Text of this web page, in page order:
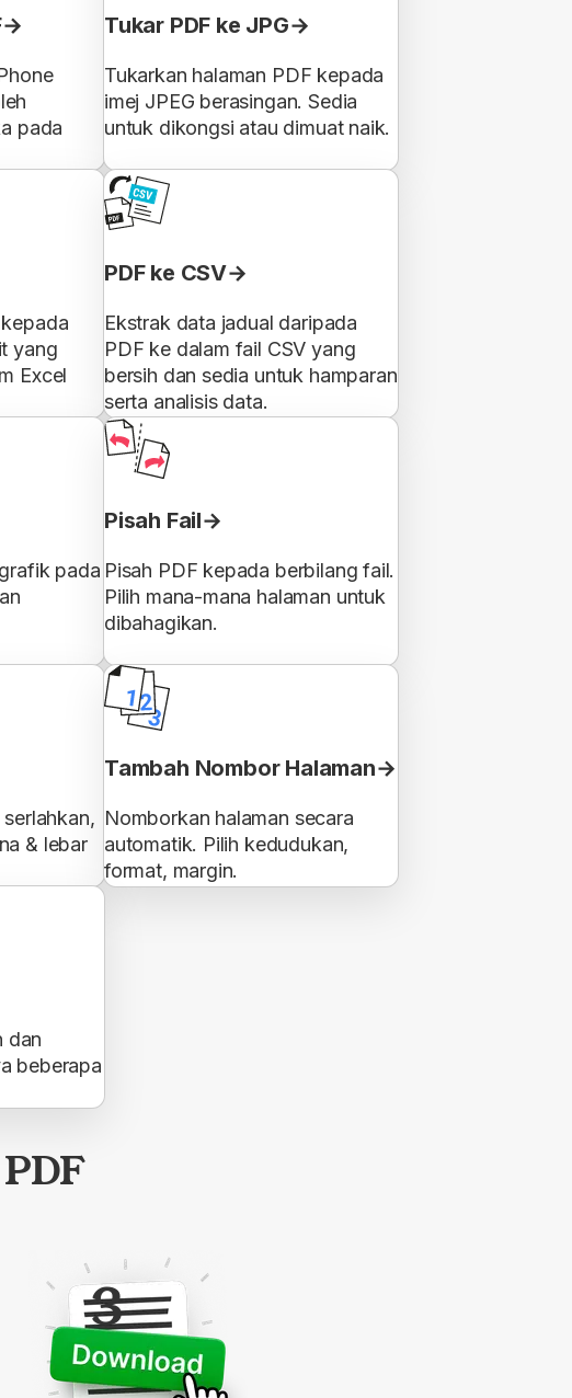
pada
Tukar PDF ke JPG
Tukarkan halaman PDF kepada
imej JPEG berasingan. Sedia
untuk dikongsi atau dimuat naik.
yang
Excel
PDF ke CSV
Ekstrak data jadual daripada
PDF ke dalam fail CSV yang
bersih dan sedia untuk hamparan
serta analisis data.
pada
Pisah Fail
Pisah PDF kepada berbilang fail.
Pilih mana-mana halaman untuk
dibahagikan.
& lebar
Tambah Nombor Halaman
Nomborkan halaman secara
automatik. Pilih kedudukan,
format, margin.
dan
beberapa
3